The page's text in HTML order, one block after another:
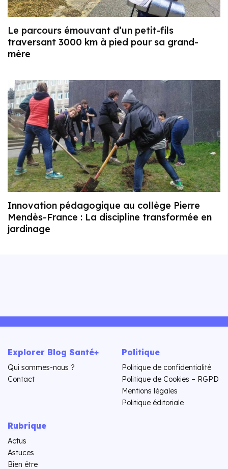
Le parcours émouvant d’un petit-fils
traversant 3000 km à pied pour sa grand-
mère
Innovation pédagogique au collège Pierre
Mendès-France : La discipline transformée en
jardinage
Explorer Blog Santé+
Qui sommes-nous ?
Contact
Politique
Politique de confidentialité
Politique de Cookies – RGPD
Mentions légales
Politique éditoriale
Rubrique
Actus
Astuces
Bien être